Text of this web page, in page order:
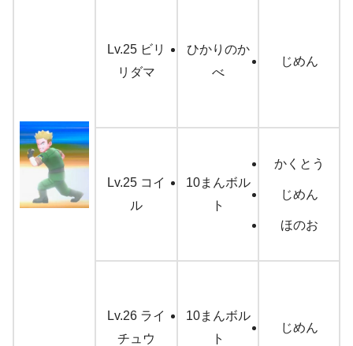
Lv.25 ビリ
リダマ
ひかりのか
べ
じめん
Lv.25 コイ
ル
10まんボル
ト
かくとう
じめん
ほのお
Lv.26 ライ
チュウ
10まんボル
ト
じめん